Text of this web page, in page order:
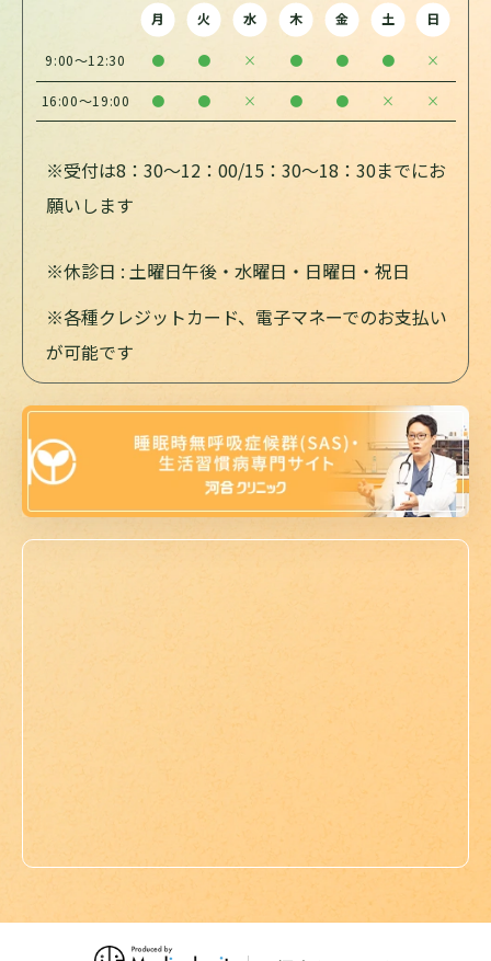
月 火 水 木 金 土 日
9:00～12:30 ● ● × ● ● ● ×
16:00～19:00 ● ● × ● ● × ×
※受付は8：30～12：00/15：30～18：30までにお
願いします
※休診日 : 土曜日午後・水曜日・日曜日・祝日
※各種クレジットカード、電子マネーでのお支払い
が可能です